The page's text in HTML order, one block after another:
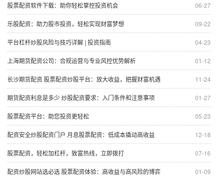
06-27
股票配资软件下载：助你轻松掌控投资机会
09-22
乐股配资：助力股市投资，轻松实现财富梦想
04-23
平台杠杆炒股风险与技巧详解 | 投资指南
01-12
上海期货配资公司：合规运营与专业风控优势解析
11-24
长沙期货配资 股票配资炒股平台：放大收益，把握财富机遇
01-27
期货配资利息是多少 炒股配资要求：入门条件和注意事项
05-23
股票配资平台：助您投资更轻松
12-18
配资安全炒股配资门户 月息股票配资：低成本撬动高收益
07-16
股票配资，轻松加杠杆，致富热线，立即拨打
01-09
配资炒股网站选必选 股票配资体验：高收益与高风险的博弈